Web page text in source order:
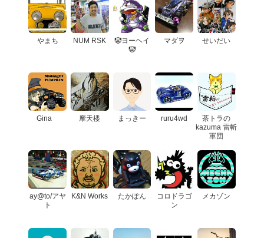
やまち NUM RSK
🤡ヨーヘイ
🤡
マダヲ せいだい
Gina 摩天楼 まっきー ruru4wd
茶トラの
kazuma 雷斬
軍団
ay@to/アヤ
ト
K&N Works たかぽん
コロドラゴ
ン
メカゾン